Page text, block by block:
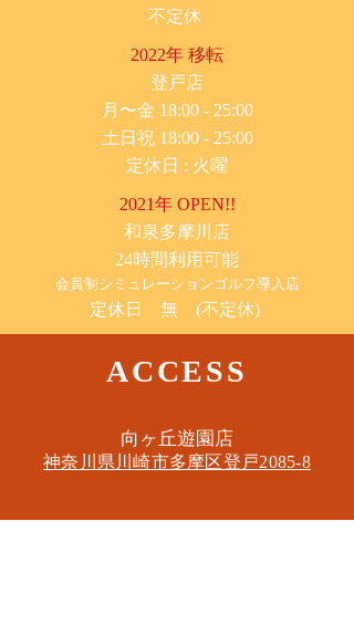
不定休
2022年 移転
​登戸店
月〜金 18:00 - 25:00
土日祝 18:00 - 25:00
​定休日 : 火曜
2021年 OPEN!!
​和泉多摩川店
24時間利用可能
​会員制シミュレーションゴルフ導入店
定休日 無 (不定休)
ACCESS
​向ヶ丘遊園店
神奈川県川崎市多摩区​登戸2085-8